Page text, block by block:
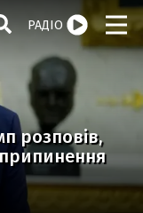
РАДІО
розповів,